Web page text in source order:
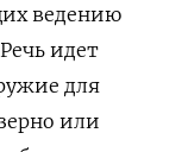
ведению
идет
для
или